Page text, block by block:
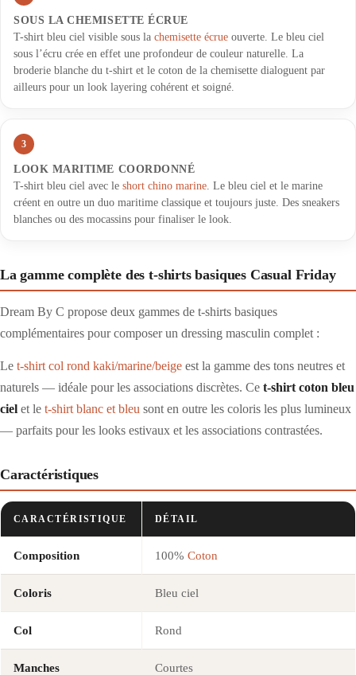
SOUS LA CHEMISETTE ÉCRUE
T-shirt bleu ciel visible sous la chemisette écrue ouverte. Le bleu ciel
sous l’écru crée en effet une profondeur de couleur naturelle. La
broderie blanche du t-shirt et le coton de la chemisette dialoguent par
ailleurs pour un look layering cohérent et soigné.
3
LOOK MARITIME COORDONNÉ
T-shirt bleu ciel avec le short chino marine . Le bleu ciel et le marine
créent en outre un duo maritime classique et toujours juste. Des sneakers
blanches ou des mocassins pour finaliser le look.
La gamme complète des t-shirts basiques Casual Friday
Dream By C propose deux gammes de t-shirts basiques
complémentaires pour composer un dressing masculin complet :
Le t-shirt col rond kaki/marine/beige est la gamme des tons neutres et
naturels — idéale pour les associations discrètes. Ce t-shirt coton bleu
ciel et le t-shirt blanc et bleu sont en outre les coloris les plus lumineux
— parfaits pour les looks estivaux et les associations contrastées.
Caractéristiques
CARACTÉRISTIQUE DÉTAIL
Composition 100% Coton
Coloris Bleu ciel
Col Rond
Manches Courtes